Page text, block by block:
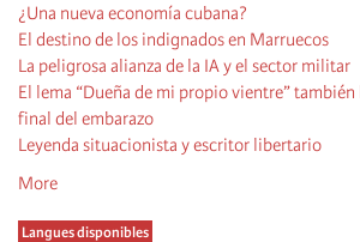
¿Una nueva economía cubana?
El destino de los indignados en Marruecos
La peligrosa alianza de la IA y el sector militar
El lema “Dueña de mi propio vientre” también
final del embarazo
Leyenda situacionista y escritor libertario
More
Langues disponibles